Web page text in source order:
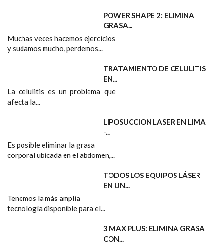
POWER SHAPE 2: ELIMINA
GRASA...
Muchas veces hacemos ejercicios
y sudamos mucho, perdemos...
TRATAMIENTO DE CELULITIS
EN...
La celulitis es un problema que
afecta la...
LIPOSUCCION LASER EN LIMA
-...
Es posible eliminar la grasa
corporal ubicada en el abdomen,...
TODOS LOS EQUIPOS LÁSER
EN UN...
Tenemos la más amplia
tecnología disponible para el...
3 MAX PLUS: ELIMINA GRASA
CON...